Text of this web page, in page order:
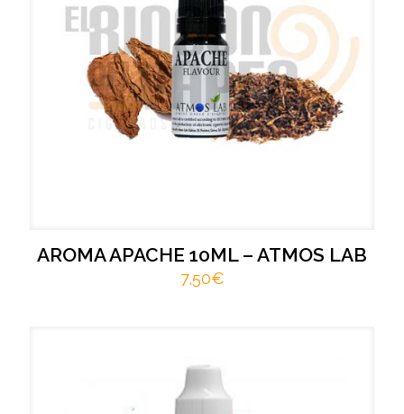
AROMA APACHE 10ML – ATMOS LAB
7,50€